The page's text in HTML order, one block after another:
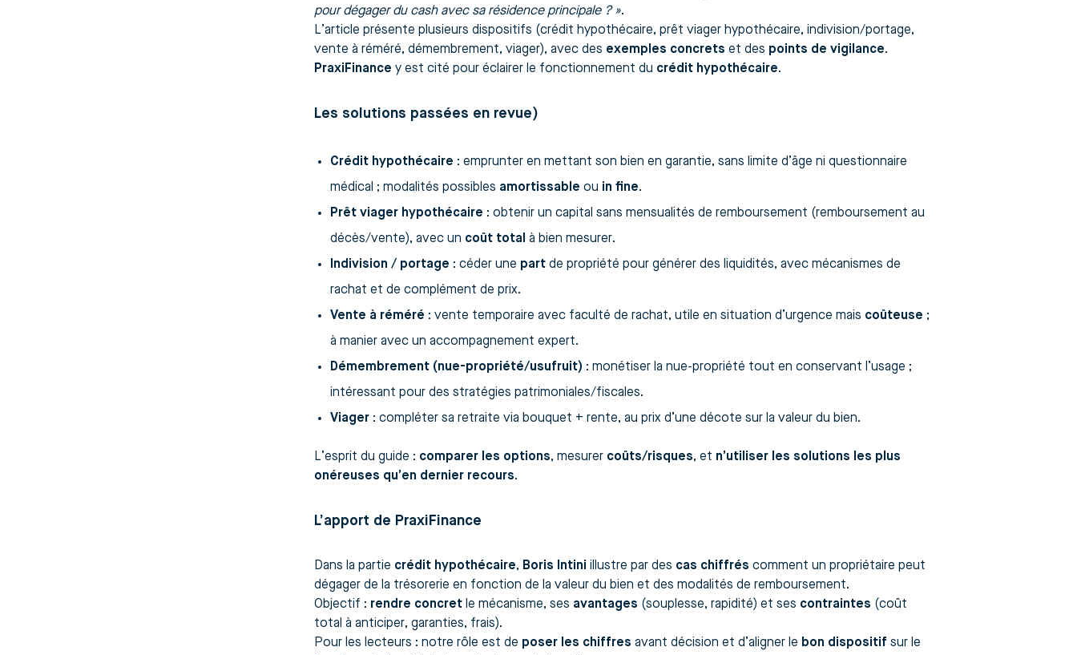
pour dégager du cash avec sa résidence principale ? ».
L’article présente plusieurs dispositifs (crédit hypothécaire, prêt viager hypothécaire, indivision/portage,
vente à réméré, démembrement, viager), avec des exemples concrets et des points de vigilance.
PraxiFinance y est cité pour éclairer le fonctionnement du crédit hypothécaire.
Les solutions passées en revue)
Crédit hypothécaire : emprunter en mettant son bien en garantie, sans limite d’âge ni questionnaire
médical ; modalités possibles amortissable ou in fine.
Prêt viager hypothécaire : obtenir un capital sans mensualités de remboursement (remboursement au
décès/vente), avec un coût total à bien mesurer.
Indivision / portage : céder une part de propriété pour générer des liquidités, avec mécanismes de
rachat et de complément de prix.
Vente à réméré : vente temporaire avec faculté de rachat, utile en situation d’urgence mais coûteuse ;
à manier avec un accompagnement expert.
Démembrement (nue-propriété/usufruit) : monétiser la nue-propriété tout en conservant l’usage ;
intéressant pour des stratégies patrimoniales/fiscales.
Viager : compléter sa retraite via bouquet + rente, au prix d’une décote sur la valeur du bien.
L’esprit du guide : comparer les options, mesurer coûts/risques, et n’utiliser les solutions les plus
onéreuses qu’en dernier recours.
L’apport de PraxiFinance
Dans la partie crédit hypothécaire, Boris Intini illustre par des cas chiffrés comment un propriétaire peut
dégager de la trésorerie en fonction de la valeur du bien et des modalités de remboursement.
Objectif : rendre concret le mécanisme, ses avantages (souplesse, rapidité) et ses contraintes (coût
total à anticiper, garanties, frais).
Pour les lecteurs : notre rôle est de poser les chiffres avant décision et d’aligner le bon dispositif sur le